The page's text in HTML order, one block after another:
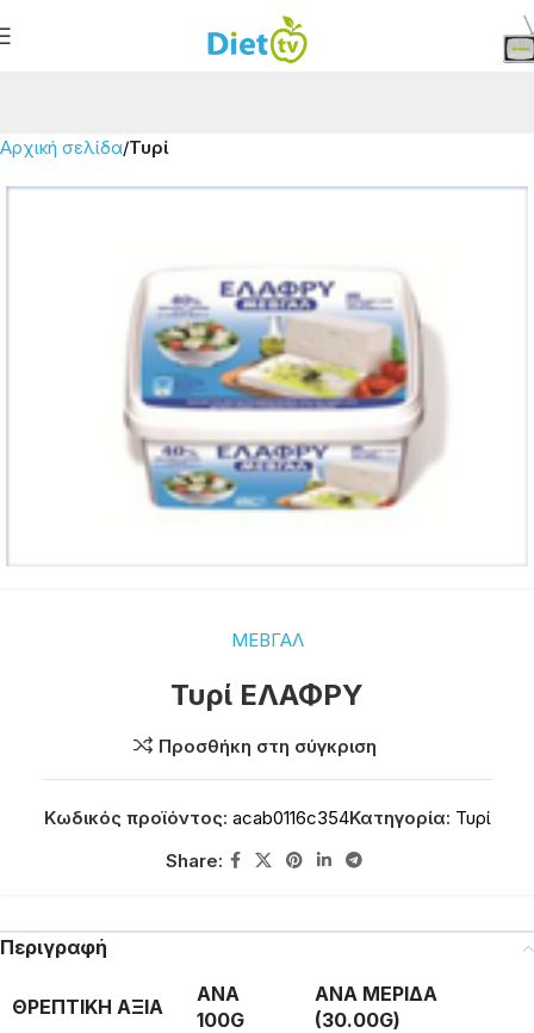
Αρχική σελίδα Τυρί
ΜΕΒΓΑΛ
Τυρί ΕΛΑΦΡΥ
Προσθήκη στη σύγκριση
Κωδικός προϊόντος: acab0116c354Κατηγορία: Τυρί
Share:
Περιγραφή
ΘΡΕΠΤΙΚΗ ΑΞΙΑ
ΑΝΑ
100G
ΑΝΑ ΜΕΡΙΔΑ
(30.00G)